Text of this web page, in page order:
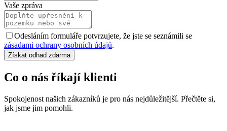
Vaše zpráva
Odesláním formuláře potvrzujete, že jste se seznámili se
zásadami ochrany osobních údajů.
Získat odhad zdarma
Co o nás říkají klienti
Spokojenost našich zákazníků je pro nás nejdůležitější. Přečtěte si,
jak jsme jim pomohli.